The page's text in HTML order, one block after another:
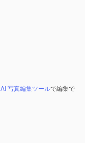
AI 写真編集ツールで編集で